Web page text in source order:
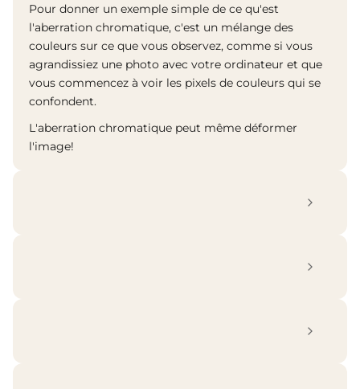
Pour donner un exemple simple de ce qu'est
l'aberration chromatique, c'est un mélange des
couleurs sur ce que vous observez, comme si vous
agrandissiez une photo avec votre ordinateur et que
vous commencez à voir les pixels de couleurs qui se
confondent.
L'aberration chromatique peut même déformer
l'image!